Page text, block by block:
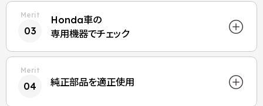
03
Honda車の
専用機器でチェック
04 純正部品を適正使用